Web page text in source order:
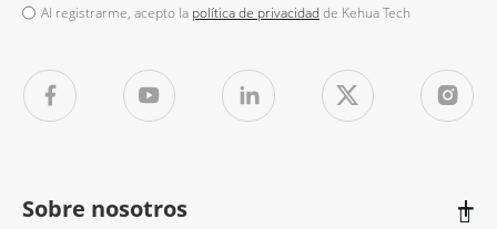
Al registrarme, acepto la política de privacidad de Kehua Tech
Sobre nosotros 